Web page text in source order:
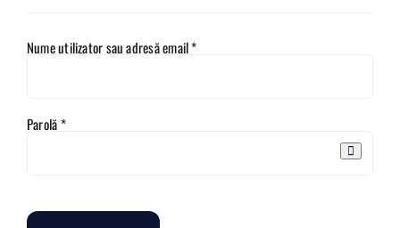
Nume utilizator sau adresă email*Obligatoriu
Parolă*Obligatoriu